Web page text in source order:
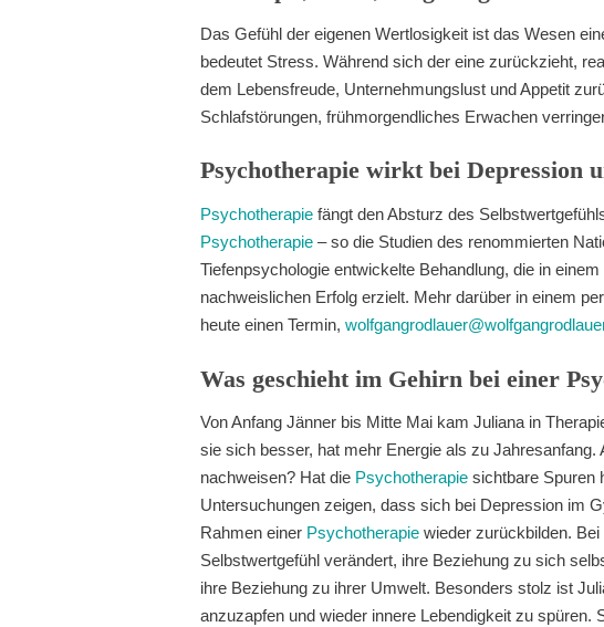
Das Gefühl der eigenen Wertlosigkeit ist das Wesen
bedeutet Stress. Während sich der eine zurückzieht,
dem Lebensfreude, Unternehmungslust und Appetit
Schlafstörungen, frühmorgendliches Erwachen
Psychotherapie wirkt bei Depression
Psychotherapiefängt den Absturz des
Psychotherapie– so die Studien des renommierten
Tiefenpsychologie entwickelte Behandlung, die in
nachweislichen Erfolg erzielt. Mehr darüber in einem
heute einen Termin,
Was geschieht im Gehirn bei einer
Von Anfang Jänner bis Mitte Mai kam Juliana in
sie sich besser, hat mehr Energie als zu
nachweisen? Hat die Psychotherapiesichtbare Spuren
Untersuchungen zeigen, dass sich bei Depression im
Rahmen einer Psychotherapiewieder zurückbilden.
Selbstwertgefühl verändert, ihre Beziehung zu sich
ihre Beziehung zu ihrer Umwelt. Besonders stolz ist
anzuzapfen und wieder innere Lebendigkeit zu spüren.